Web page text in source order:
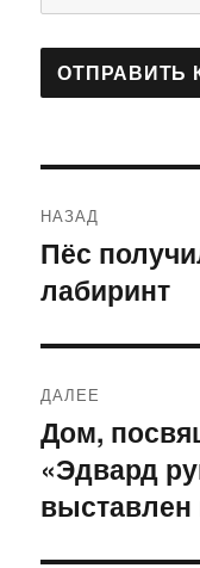
по
записям
НАЗАД
Предыдущая
запись:
Пёс
лабиринт
ДАЛЕЕ
Следующая
запись:
Дом,
«Эдвард